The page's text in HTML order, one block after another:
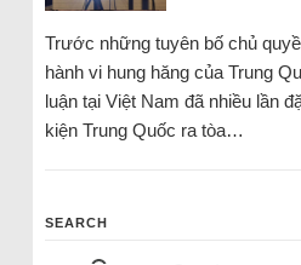
Trước những tuyên bố chủ
hành vi hung hăng của Trung
luận tại Việt Nam đã nhiều lần
kiện Trung Quốc ra tòa…
SEARCH